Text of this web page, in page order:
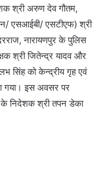
श्री अरुण देव गौतम,
एसआईबी/ एसटीएफ) श्री
नारायणपुर के पुलिस
श्री जितेन्द्र यादव और
सिंह को केन्द्रीय गृह एवं
गया। इस अवसर पर
के निदेशक श्री तपन डेका